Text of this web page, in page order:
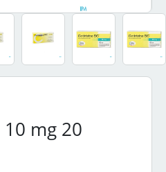
mg 20